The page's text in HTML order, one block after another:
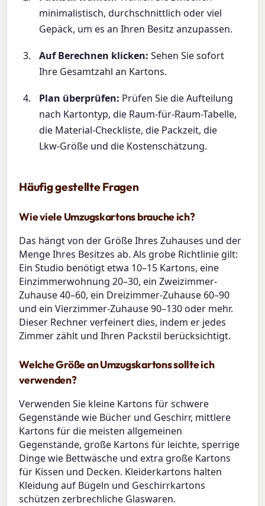
minimalistisch, durchschnittlich oder viel
Gepäck, um es an Ihren Besitz anzupassen.
Auf Berechnen klicken: Sehen Sie sofort
Ihre Gesamtzahl an Kartons.
Plan überprüfen: Prüfen Sie die Aufteilung
nach Kartontyp, die Raum-für-Raum-Tabelle,
die Material-Checkliste, die Packzeit, die
Lkw-Größe und die Kostenschätzung.
Häufig gestellte Fragen
Wie viele Umzugskartons brauche ich?
Das hängt von der Größe Ihres Zuhauses und der
Menge Ihres Besitzes ab. Als grobe Richtlinie gilt:
Ein Studio benötigt etwa 10–15 Kartons, eine
Einzimmerwohnung 20–30, ein Zweizimmer-
Zuhause 40–60, ein Dreizimmer-Zuhause 60–90
und ein Vierzimmer-Zuhause 90–130 oder mehr.
Dieser Rechner verfeinert dies, indem er jedes
Zimmer zählt und Ihren Packstil berücksichtigt.
Welche Größe an Umzugskartons sollte ich
verwenden?
Verwenden Sie kleine Kartons für schwere
Gegenstände wie Bücher und Geschirr, mittlere
Kartons für die meisten allgemeinen
Gegenstände, große Kartons für leichte, sperrige
Dinge wie Bettwäsche und extra große Kartons
für Kissen und Decken. Kleiderkartons halten
Kleidung auf Bügeln und Geschirrkartons
schützen zerbrechliche Glaswaren.